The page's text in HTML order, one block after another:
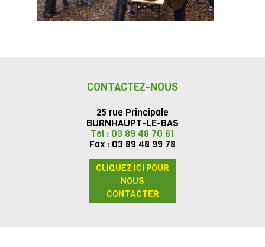
CONTACTEZ-NOUS
25 rue Principale
BURNHAUPT-LE-BAS
Tél : 03 89 48 70 61
Fax : 03 89 48 99 78
CLIQUEZ ICI POUR
NOUS
CONTACTER